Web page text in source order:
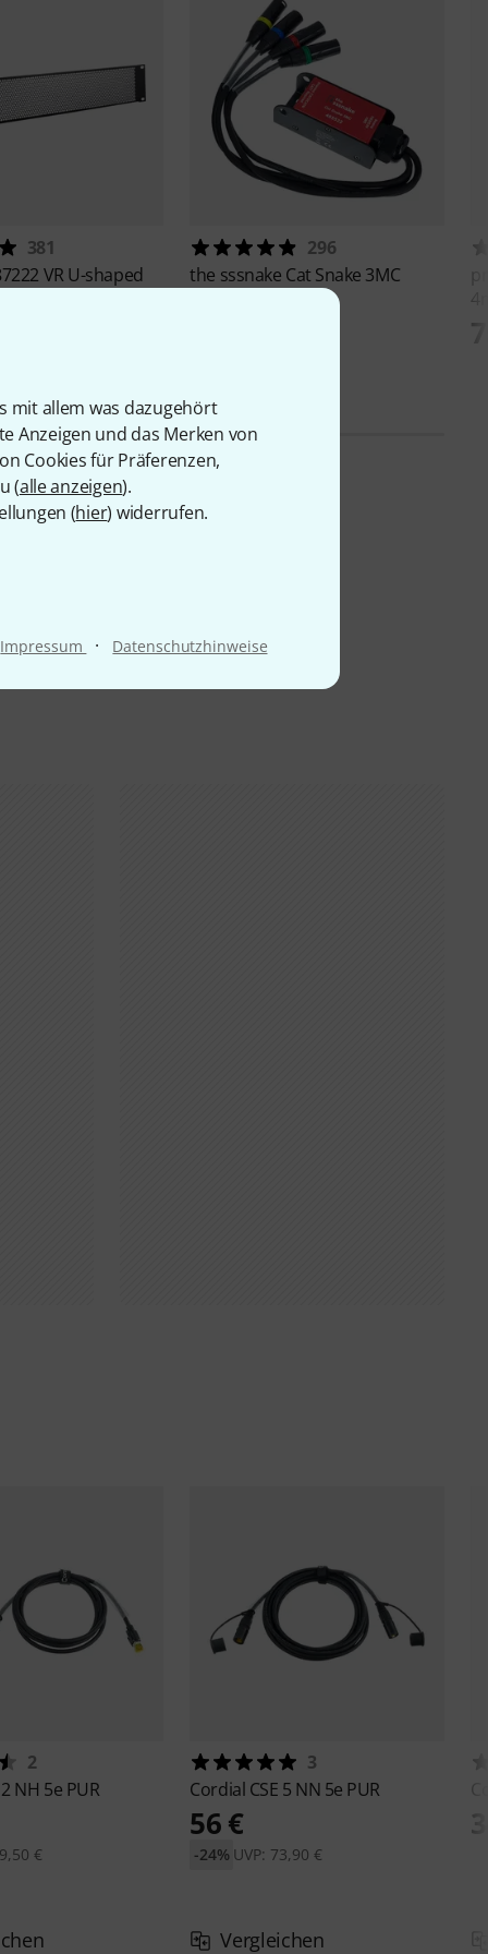
mit allem was dazugehört
Anzeigen und das Merken von
Cookies für Präferenzen,
(alle anzeigen).
(hier) widerrufen.
Impressum · Datenschutzhinweise
381
VR U-shaped
296
the sssnake Cat Snake 3MC
2
2 NH 5e PUR
€
3
Cordial CSE 5 NN 5e PUR
56 €
UVP: 73,90 €
-24%
Vergleichen